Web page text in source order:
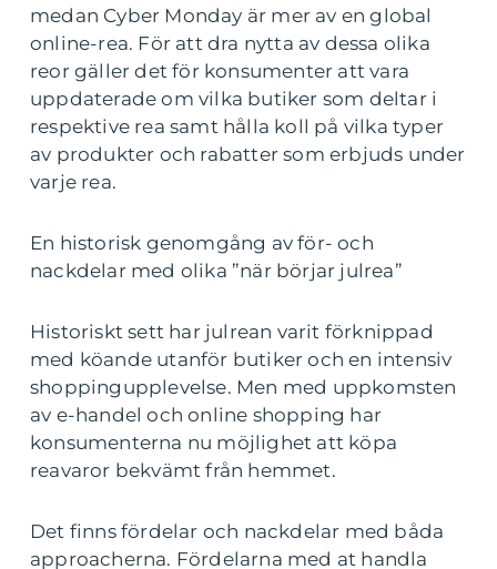
medan Cyber Monday är mer av en global
online-rea. För att dra nytta av dessa olika
reor gäller det för konsumenter att vara
uppdaterade om vilka butiker som deltar i
respektive rea samt hålla koll på vilka typer
av produkter och rabatter som erbjuds under
varje rea.
En historisk genomgång av för- och
nackdelar med olika ”när börjar julrea”
Historiskt sett har julrean varit förknippad
med köande utanför butiker och en intensiv
shoppingupplevelse. Men med uppkomsten
av e-handel och online shopping har
konsumenterna nu möjlighet att köpa
reavaror bekvämt från hemmet.
Det finns fördelar och nackdelar med båda
approacherna. Fördelarna med at handla